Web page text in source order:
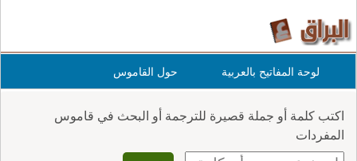
لوحة المفاتيح بالعربية حول القاموس
اكتب كلمة أو جملة قصيرة للترجمة أو البحث في قاموس
المفردات